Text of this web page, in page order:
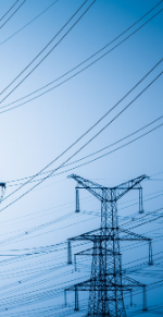
di rimborso dei
unitari
addi...
DI PIÙ